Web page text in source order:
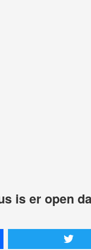
is er open